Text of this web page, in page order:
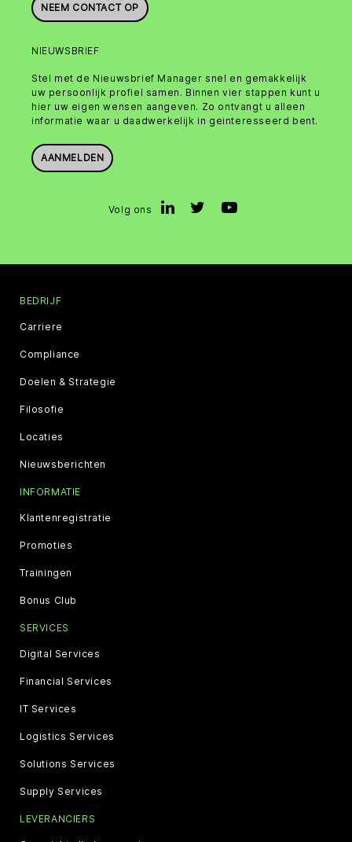
NEEM CONTACT OP
NIEUWSBRIEF
Stel met de Nieuwsbrief Manager snel en gemakkelijk
uw persoonlijk profiel samen. Binnen vier stappen kunt u
hier uw eigen wensen aangeven. Zo ontvangt u alleen
informatie waar u daadwerkelijk in geinteresseerd bent.
AANMELDEN
Volg ons
BEDRIJF
Carriere
Compliance
Doelen & Strategie
Filosofie
Locaties
Nieuwsberichten
INFORMATIE
Klantenregistratie
Promoties
Trainingen
Bonus Club
SERVICES
Digital Services
Financial Services
IT Services
Logistics Services
Solutions Services
Supply Services
LEVERANCIERS